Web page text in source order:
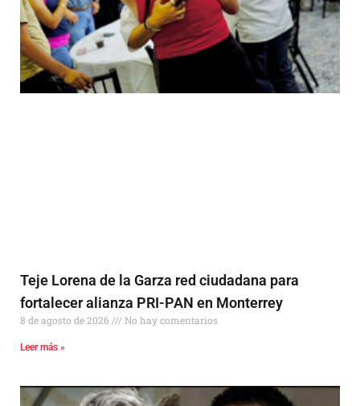
Teje Lorena de la Garza red ciudadana para
fortalecer alianza PRI-PAN en Monterrey
8 de agosto de 2026 No hay comentarios
Leer más »